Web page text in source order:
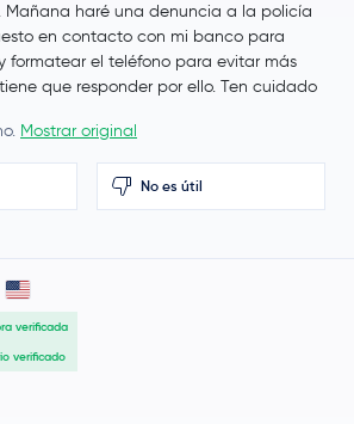
Mañana haré una denuncia a la policía
en contacto con mi banco para
formatear el teléfono para evitar más
que responder por ello. Ten cuidado
Mostrar original
No es útil
verificada
verificado